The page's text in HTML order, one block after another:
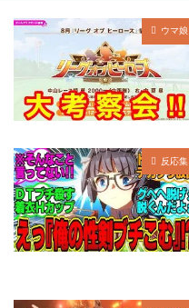
ウマ娘
反応集